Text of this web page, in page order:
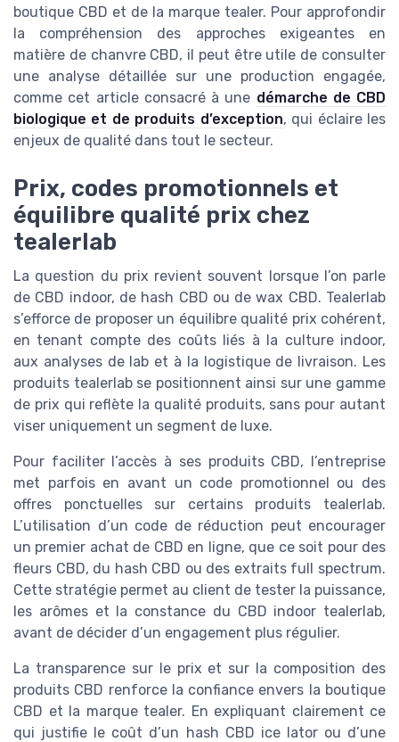
boutique CBD et de la marque tealer. Pour approfondir
la compréhension des approches exigeantes en
matière de chanvre CBD, il peut être utile de consulter
une analyse détaillée sur une production engagée,
comme cet article consacré à une démarche de CBD
biologique et de produits d’exception, qui éclaire les
enjeux de qualité dans tout le secteur.
Prix, codes promotionnels et
équilibre qualité prix chez
tealerlab
La question du prix revient souvent lorsque l’on parle
de CBD indoor, de hash CBD ou de wax CBD. Tealerlab
s’efforce de proposer un équilibre qualité prix cohérent,
en tenant compte des coûts liés à la culture indoor,
aux analyses de lab et à la logistique de livraison. Les
produits tealerlab se positionnent ainsi sur une gamme
de prix qui reflète la qualité produits, sans pour autant
viser uniquement un segment de luxe.
Pour faciliter l’accès à ses produits CBD, l’entreprise
met parfois en avant un code promotionnel ou des
offres ponctuelles sur certains produits tealerlab.
L’utilisation d’un code de réduction peut encourager
un premier achat de CBD en ligne, que ce soit pour des
fleurs CBD, du hash CBD ou des extraits full spectrum.
Cette stratégie permet au client de tester la puissance,
les arômes et la constance du CBD indoor tealerlab,
avant de décider d’un engagement plus régulier.
La transparence sur le prix et sur la composition des
produits CBD renforce la confiance envers la boutique
CBD et la marque tealer. En expliquant clairement ce
qui justifie le coût d’un hash CBD ice lator ou d’une